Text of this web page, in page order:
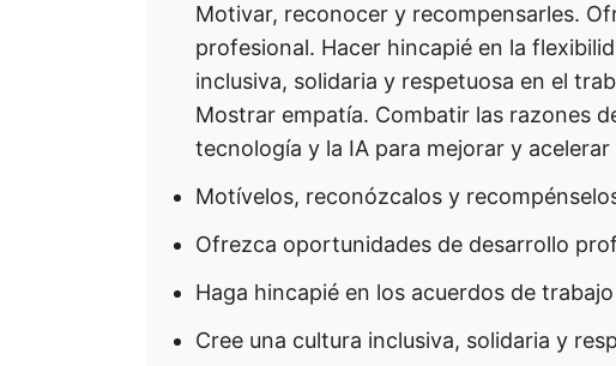
Motivar, reconocer y recompensarles.
profesional. Hacer hincapié en la
inclusiva, solidaria y respetuosa en el
Mostrar empatía. Combatir las razones
tecnología y la IA para mejorar y
Motívelos, reconózcalos y
Ofrezca oportunidades de desarrollo
Haga hincapié en los acuerdos de
Cree una cultura inclusiva, solidaria y